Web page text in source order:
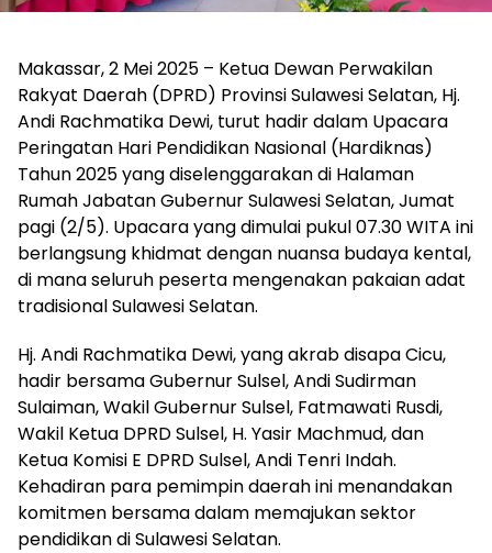
Makassar, 2 Mei 2025 – Ketua Dewan Perwakilan
Rakyat Daerah (DPRD) Provinsi Sulawesi Selatan, Hj.
Andi Rachmatika Dewi, turut hadir dalam Upacara
Peringatan Hari Pendidikan Nasional (Hardiknas)
Tahun 2025 yang diselenggarakan di Halaman
Rumah Jabatan Gubernur Sulawesi Selatan, Jumat
pagi (2/5). Upacara yang dimulai pukul 07.30 WITA ini
berlangsung khidmat dengan nuansa budaya kental,
di mana seluruh peserta mengenakan pakaian adat
tradisional Sulawesi Selatan.
Hj. Andi Rachmatika Dewi, yang akrab disapa Cicu,
hadir bersama Gubernur Sulsel, Andi Sudirman
Sulaiman, Wakil Gubernur Sulsel, Fatmawati Rusdi,
Wakil Ketua DPRD Sulsel, H. Yasir Machmud, dan
Ketua Komisi E DPRD Sulsel, Andi Tenri Indah.
Kehadiran para pemimpin daerah ini menandakan
komitmen bersama dalam memajukan sektor
pendidikan di Sulawesi Selatan.